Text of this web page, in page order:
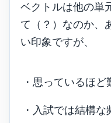
ベクトルは他の単
て（？）なのか、
い印象ですが、
・思っているほ
・入試では結構